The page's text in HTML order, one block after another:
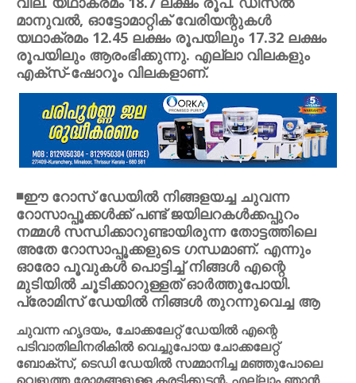
മാനുവല്‍, ഓട്ടോമാറ്റിക് വേരിയന്റുകള്‍
യഥാക്രമം 12.45 ലക്ഷം രൂപയിലും 17.32 ലക്ഷം
രൂപയിലും ആരംഭിക്കുന്നു. എല്ലാ വിലകളും
എക്സ്-ഷോറൂം വിലകളാണ്.
◾ഈ റോസ് ഡേയില്‍ നിങ്ങളയച്ച ചുവന്ന
റോസാപ്പൂക്കള്‍ക്ക് പണ്ട് ജയിലറകള്‍ക്കപ്പുറം
നമ്മള്‍ സന്ധിക്കാറുണ്ടായിരുന്ന തോട്ടത്തിലെ
അതേ റോസാപ്പൂക്കളുടെ ഗന്ധമാണ്. എന്നും
ഓരോ പൂവുകള്‍ പൊട്ടിച്ച് നിങ്ങള്‍ എന്റെ
മുടിയില്‍ ചൂടിക്കാറുള്ളത് ഓര്‍ത്തുപോയി.
പ്രോമിസ് ഡേയില്‍ നിങ്ങള്‍ തുറന്നുവെച്ച ആ
ചുവന്ന ഹൃദയം, ചോക്കലേറ്റ് ഡേയില്‍ എന്റെ
പടിവാതിലിനരികില്‍ വെച്ചുപോയ ചോക്കലേറ്റ്
ബോക്‌സ്, ടെഡി ഡേയില്‍ സമ്മാനിച്ച മഞ്ഞുപോലെ